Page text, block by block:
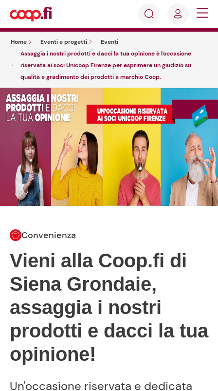
Accedi
Registrati
Home Eventi e progetti
Eventi
Assaggia i nostri prodotti e dacci la tua opinione è l'occasione
riservata ai soci Unicoop Firenze per esprimere un giudizio su
qualità e gradimento dei prodotti a marchio Coop.
Convenienza
Vieni alla Coop.fi di
Siena Grondaie,
assaggia i nostri
prodotti e dacci la tua
opinione!
Un'occasione riservata e dedicata